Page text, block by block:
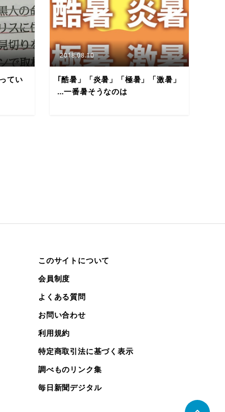
てい
2018.08.10
｢酷暑」「炎暑」「極暑」「激暑」
…一番暑そうなのは
このサイトについて
会員制度
よくある質問
お問い合わせ
利用規約
特定商取引法に基づく表示
調べものリンク集
毎日新聞デジタル